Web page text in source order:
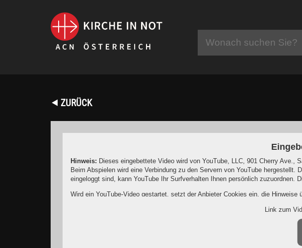
⯇ ZURÜCK
Hinweis: Dieses eingebettete Video wird von YouTube, LLC, 901 Cherry Ave.,
Beim Abspielen wird eine Verbindung zu den Servern von YouTube
eingeloggt sind, kann YouTube Ihr Surfverhalten Ihnen persönlich
Wird ein YouTube-Video gestartet, setzt der Anbieter Cookies ein, die Hinweise
Wer das Speichern von Cookies für das Google-Ads-Programm deaktiviert
YouTube legt aber auch in anderen Cookies nicht-personenbezogene
Weitere Informationen zum Datenschutz bei „YouTube“ finden Sie in der
Link zum